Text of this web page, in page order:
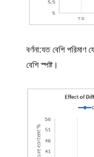
বর্ণনা:যত বেশি
বেশি স্পষ্ট।